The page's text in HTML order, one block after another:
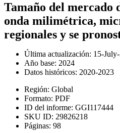
Tamaño del mercado
onda milimétrica,
regionales y se
Última actualización: 15-
Año base: 2024
Datos históricos: 2020-2023
Región: Global
Formato: PDF
ID del informe: GGI117444
SKU ID: 29826218
Páginas: 98